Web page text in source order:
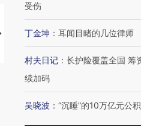
【推广】走进第四届链博
会，让数智科技“链”接产
【特别呈现】
有意思的生活
受伤
丁金坤 ： 耳闻目睹的几位律师
村夫日记 ： 长护险覆盖全国 筹
续加码
吴晓波 ： “沉睡”的10万亿元公